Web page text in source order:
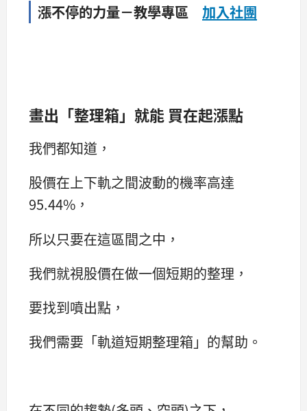
漲不停的力量－教學專區 加入社團
畫出「整理箱」就能 買在起漲點
我們都知道，
股價在上下軌之間波動的機率高達
95.44%，
所以只要在這區間之中，
我們就視股價在做一個短期的整理，
要找到噴出點，
我們需要「軌道短期整理箱」的幫助。